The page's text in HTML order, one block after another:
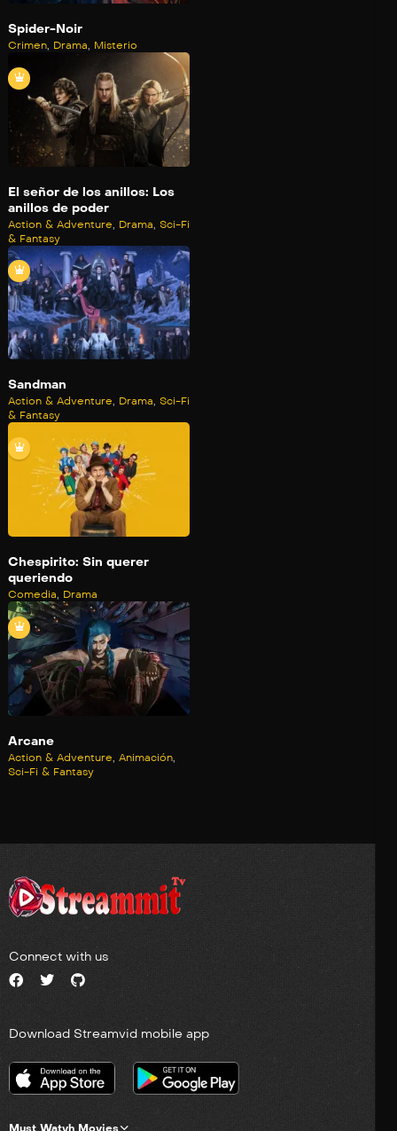
Spider-Noir
Crimen Drama Misterio
El señor de los anillos: Los
anillos de poder
Action & Adventure Drama
Sci-Fi
& Fantasy
Sandman
Action & Adventure, Drama, Sci-Fi
& Fantasy
Chespirito: Sin querer
queriendo
Comedia, Drama
Arcane
Action & Adventure, Animación,
Sci-Fi & Fantasy
Connect with us
Download Streamvid mobile app
Must Watvh Movies